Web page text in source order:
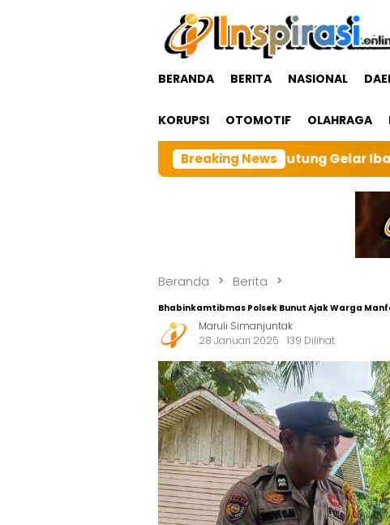
BERANDA BERITA NASIONAL
KORUPSI OTOMOTIF OLAHRAGA
Breaking News
BRI cabangTarutung Gelar Ibadah Rutin Bulanan,dan
Beranda Berita
Bhabinkamtibmas Polsek Bunut Ajak Warga
Maruli Simanjuntak
28 Januari 2025
139 Dilihat